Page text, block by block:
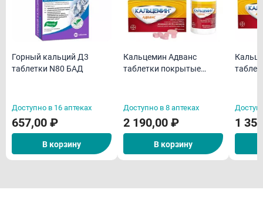
Горный кальций Д3
таблетки N80 БАД
Доступно в 16 аптеках
657,00 ₽
В корзину
Кальцемин Адванс
таблетки покрытые
Доступно в 8 аптеках
2 190,00 ₽
В корзину
1